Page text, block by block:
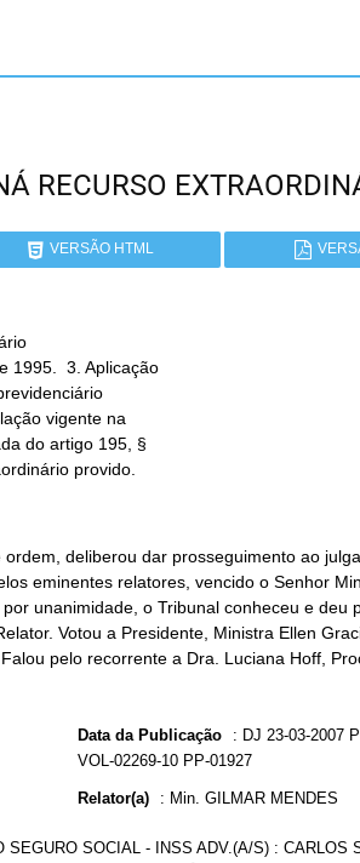
RECURSO
VERSÃO HTML
provido.
deliberou dar prosseguimento ao
eminentes relatores, vencido o Senhor
unanimidade, o Tribunal conheceu e deu
Votou a Presidente, Ministra Ellen
pelo recorrente a Dra. Luciana Hoff,
Data da Publicação : DJ 23-03-2007
VOL-02269-10 PP-01927
Relator(a) : Min. GILMAR MENDES
SEGURO SOCIAL - INSS ADV.(A/S) : CARLOS